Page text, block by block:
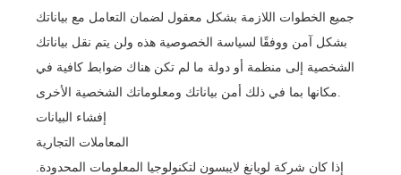
جميع الخطوات اللازمة بشكل معقول لضمان التعامل مع بياناتك
بشكل آمن ووفقًا لسياسة الخصوصية هذه ولن يتم نقل بياناتك
الشخصية إلى منظمة أو دولة ما لم تكن هناك ضوابط كافية في
مكانها بما في ذلك أمن بياناتك ومعلوماتك الشخصية الأخرى.
إفشاء البيانات
المعاملات التجارية
إذا كان شركة لويانغ لايبسون لتكنولوجيا المعلومات المحدودة.